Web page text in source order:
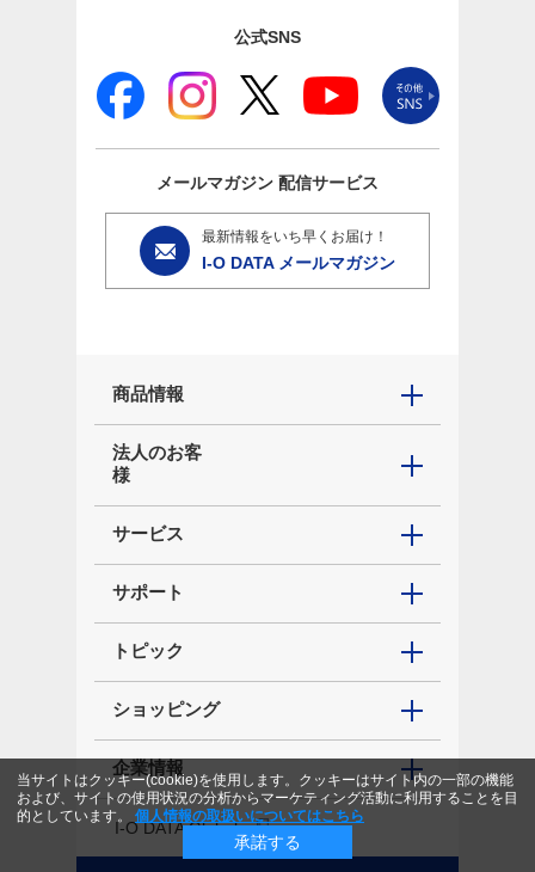
公式SNS
メールマガジン 配信サービス
最新情報をいち早くお届け！
I-O DATA メールマガジン
商品情報
法人のお客
様
サービス
サポート
トピック
ショッピング
企業情報
I-O DATA Global
当サイトはクッキー(cookie)を使用します。クッキーはサイト内の一部の機能
および、サイトの使用状況の分析からマーケティング活動に利用することを目
的としています。
個人情報の取扱いについてはこちら
承諾する